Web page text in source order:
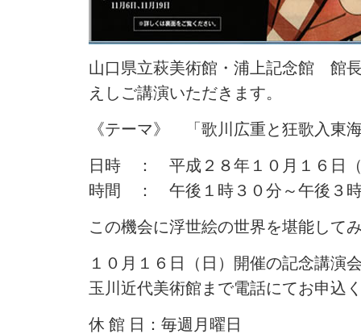
山口県立萩美術館・浦上記念館 館
えしご講演いただきます。
《テーマ》 「歌川広重と狂歌入東
日時 ： 平成２８年１０月１６日
時間 ： 午後１時３０分～午後３
この機会に浮世絵の世界を堪能して
１０月１６日（日）開催の記念講演
玉川近代美術館まで電話にてお申込
休 館 日：毎週月曜日